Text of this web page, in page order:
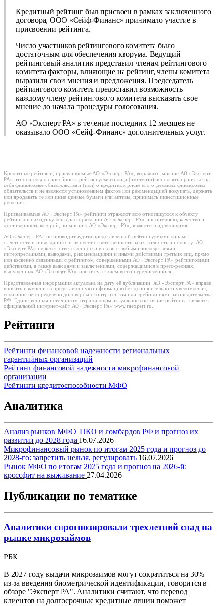
Кредитный рейтинг был присвоен в рамках заключенного
договора, ООО «Сейф-Финанс» принимало участие в
присвоении рейтинга.
Число участников рейтингового комитета было
достаточным для обеспечения кворума. Ведущий
рейтинговый аналитик представил членам рейтингового
комитета факторы, влияющие на рейтинг, члены комитета
выразили свои мнения и предложения. Председатель
рейтингового комитета предоставил возможность
каждому члену рейтингового комитета высказать свое
мнение до начала процедуры голосования.
АО «Эксперт РА» в течение последних 12 месяцев не
оказывало ООО «Сейф-Финанс» дополнительных услуг.
Кредитные рейтинги, присваиваемые АО «Эксперт РА», выражают мнение АО «Эксперт
РА» относительно способности рейтингуемого лица (эмитента) исполнять принятые на
себя финансовые обязательства и (или) о кредитном риске его отдельных финансовых
обязательств и не являются установлением фактов или рекомендацией покупать, держать
или продавать те или иные ценные бумаги или активы, принимать инвестиционные
решения.
Присваиваемые АО «Эксперт РА» рейтинги отражают всю относящуюся к объекту
рейтинга и находящуюся в распоряжении АО «Эксперт РА» информацию, качество и
достоверность которой, по мнению АО «Эксперт РА», являются надлежащими.
АО «Эксперт РА» не проводит аудита представленной рейтингуемыми лицами
отчётности и иных данных и не несёт ответственность за их точность и полноту. АО
«Эксперт РА» не несет ответственности в связи с любыми последствиями,
интерпретациями, выводами, рекомендациями и иными действиями третьих лиц, прямо
или косвенно связанными с рейтингом, совершенными АО «Эксперт РА» рейтинговыми
действиями, а также выводами и заключениями, содержащимися в пресс-релизах,
выпущенных АО «Эксперт РА», или отсутствием всего перечисленного.
Представленная информация актуальна на дату её публикации. АО «Эксперт РА» вправе
вносить изменения в представленную информацию без дополнительного уведомления,
если иное не определено договором с контрагентом или требованиями законодательства
РФ. Единственным источником, отражающим актуальное состояние рейтинга, является
официальный интернет-сайт АО «Эксперт РА» www.raexpert.ru.
Рейтинги
Рейтинги финансовой надежности региональных
гарантийных организаций
Рейтинг финансовой надежности микрофинансовой
организации
Рейтинги кредитоспособности МФО
Аналитика
Анализ рынков МФО, ПКО и ломбардов РФ и прогноз их
развития до 2028 года 16.07.2026
Микрофинансовый рынок по итогам 2025 года и прогноз до
2028-го: запретить нельзя, регулировать 16.07.2026
Рынок МФО по итогам 2025 года и прогноз на 2026-й:
кроссфит на выживание 27.04.2026
Публикации по тематике
Аналитики спрогнозировали трехлетний спад на
рынке микрозаймов
РБК
В 2027 году выдачи микрозаймов могут сократиться на 30%
из-за введения биометрической идентификации, говорится в
обзоре "Эксперт РА". Аналитики считают, что перевод
клиентов на долгосрочные кредитные линии поможет